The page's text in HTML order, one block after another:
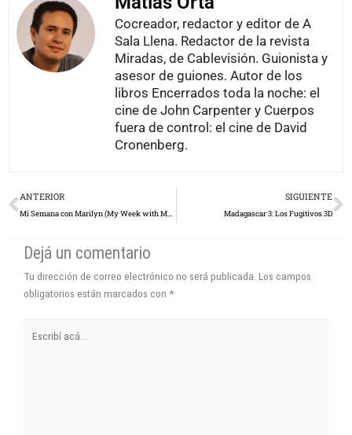
Cocreador, redactor y editor de A
Sala Llena. Redactor de la revista
Miradas, de Cablevisión. Guionista y
asesor de guiones. Autor de los
libros Encerrados toda la noche: el
cine de John Carpenter y Cuerpos
fuera de control: el cine de David
Cronenberg.
Prev
ANTERIOR
Mi Semana con Marilyn (My Week with Marilyn), según Tomás Maito
SIGUIENTE
Madagascar 3: Los Fugitivos 3D
Dejá un comentario
Tu dirección de correo electrónico no será publicada. Los campos
obligatorios están marcados con *
acá...